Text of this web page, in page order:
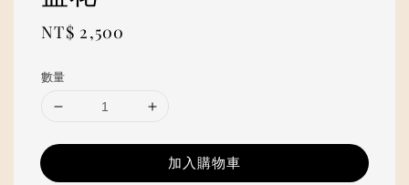
Regular
NT$ 2,500
數量
加入購物車